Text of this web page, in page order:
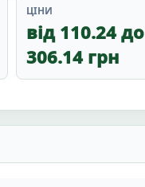
ЦІНИ
від 110.24 до
306.14 грн